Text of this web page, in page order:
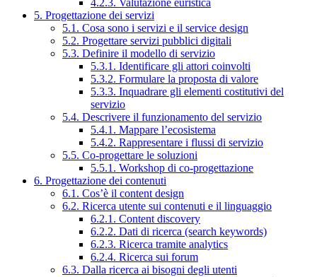
5. Progettazione dei servizi
5.1. Cosa sono i servizi e il service design
5.2. Progettare servizi pubblici digitali
5.3. Definire il modello di servizio
5.3.1. Identificare gli attori coinvolti
5.3.2. Formulare la proposta di valore
5.3.3. Inquadrare gli elementi costitutivi del
servizio
5.4. Descrivere il funzionamento del servizio
5.4.1. Mappare l’ecosistema
5.4.2. Rappresentare i flussi di servizio
5.5. Co-progettare le soluzioni
5.5.1. Workshop di co-progettazione
6. Progettazione dei contenuti
6.1. Cos’è il content design
6.2. Ricerca utente sui contenuti e il linguaggio
6.2.1. Content discovery
6.2.2. Dati di ricerca (search keywords)
6.2.3. Ricerca tramite analytics
6.2.4. Ricerca sui forum
6.3. Dalla ricerca ai bisogni degli utenti